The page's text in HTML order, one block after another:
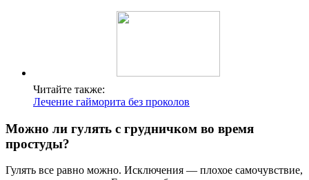
Читайте также:
Лечение гайморита без проколов
Можно ли гулять с грудничком во время
простуды?
Гулять все равно можно. Исключения — плохое самочувствие,